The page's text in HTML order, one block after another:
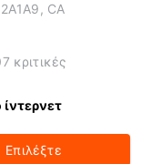
CA
κριτικές
Επιλέξτε